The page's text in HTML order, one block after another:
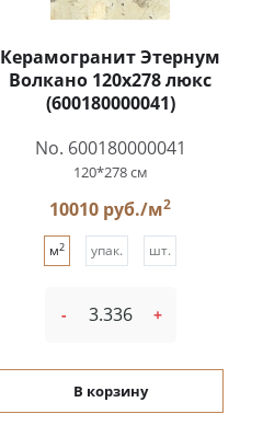
Керамогранит Этернум
Волкано 120x278 люкс
(600180000041)
No. 600180000041
120*278 см
10010 руб./м2
м2 упак. шт.
- +
В корзину